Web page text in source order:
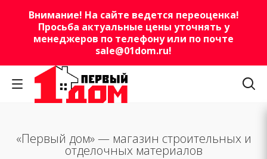
Внимание! На сайте ведется переоценка!
Просьба актуальные цены уточнять у
менеджеров по телефону или по почте
sale@01dom.ru!
«Первый дом» — магазин строительных и
отделочных материалов